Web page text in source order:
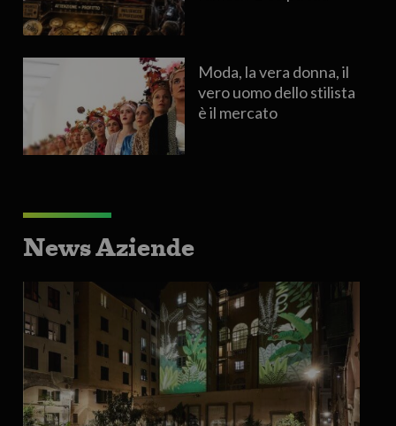
Moda, la vera donna, il
vero uomo dello stilista
è il mercato
News Aziende